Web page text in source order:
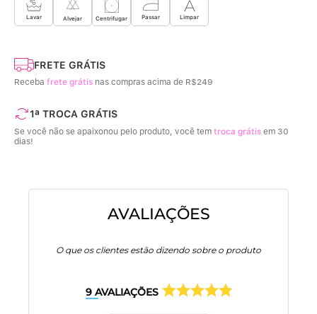
Lavar Alvejar Centrifugar Passar Limpar
FRETE GRÁTIS
Receba frete grátis nas compras acima de R$249
1ª TROCA GRÁTIS
Se você não se apaixonou pelo produto, você tem troca grátis em 30
dias!
AVALIAÇÕES
O que os clientes estão dizendo sobre o produto
9 AVALIAÇÕES